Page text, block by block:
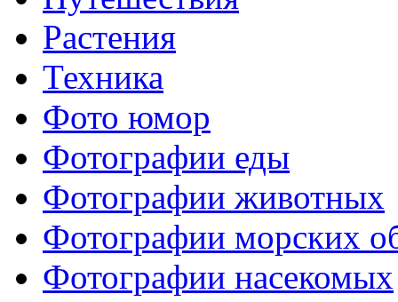
Растения
Техника
Фото юмор
Фотографии еды
Фотографии животных
Фотографии морских
Фотографии насекомых